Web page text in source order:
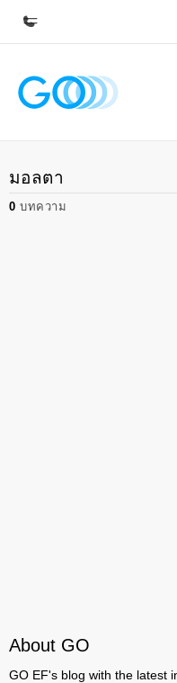
หน้าหลัก
ดูโปรแกรมทั้งหมด
สำนักงาน
มอลตา
0 บทความ
About GO
GO EF's blog with the latest